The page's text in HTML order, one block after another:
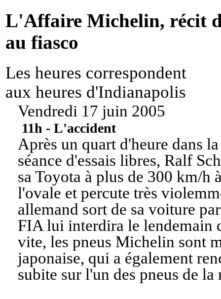
L'Affaire Michelin, récit
au fiasco
Les heures correspondent
aux heures d'Indianapolis
Vendredi 17 juin 2005
11h - L'accident
Après un quart d'heure dans
séance d'essais libres, Ralf
sa Toyota à plus de 300 km/h
l'ovale et percute très
allemand sort de sa voiture
FIA lui interdira le lendemain
vite, les pneus Michelin sont
japonaise, qui a également
subite sur l'un des pneus de